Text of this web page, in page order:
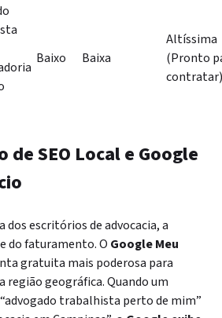
Baixo Baixa
Altíssima
(Pronto
contratar)
de SEO Local e Google
dos escritórios de advocacia, a
do faturamento. O Google Meu
gratuita mais poderosa para
região geográfica. Quando um
trabalhista perto de mim”